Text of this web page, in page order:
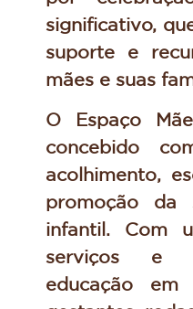
significativo,
suporte e
mães e suas
O Espaço
concebido
acolhimento,
promoção da
infantil. Com
serviços e
educação